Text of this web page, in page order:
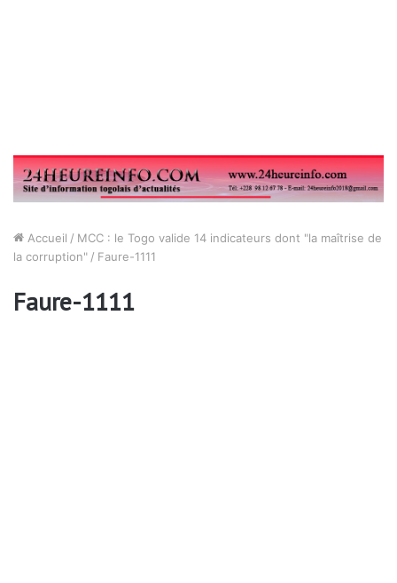
Accueil / MCC : le Togo valide 14 indicateurs dont "la maîtrise de
la corruption" / Faure-1111
Faure-1111